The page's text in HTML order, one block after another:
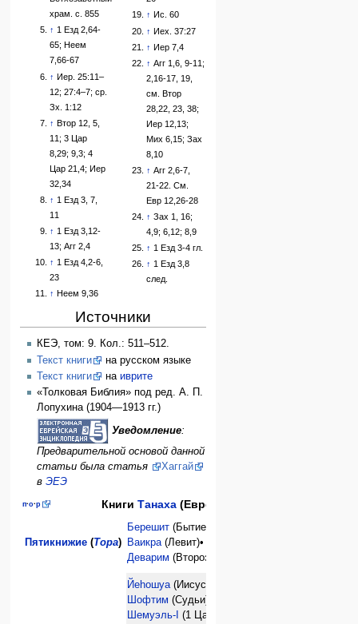
храм. с. 855
↑ 1 Езд 2,64-
65; Неем
7,66-67
↑ Иер. 25:11–
12; 27:4–7; ср.
Зх. 1:12
↑ Втор 12, 5,
11; 3 Цар
8,29; 9,3; 4
Цар 21,4; Иер
32,34
↑ 1 Езд 3, 7,
11
↑ 1 Езд 3,12-
13; Агг 2,4
↑ 1 Езд 4,2-6,
23
↑ Неем 9,36
↑ Ис. 60
↑ Иех. 37:27
↑ Иер 7,4
↑ Агг 1,6, 9-11;
2,16-17, 19,
см. Втор
28,22, 23, 38;
Иер 12,13;
Мих 6,15; Зах
8,10
↑ Агг 2,6-7,
21-22. См.
Евр 12,26-28
↑ Зах 1, 16;
4,9; 6,12; 8,9
↑ 1 Езд 3-4 гл.
↑ 1 Езд 3,8
след.
Источники
КЕЭ, том: 9. Кол.: 511–512.
Текст книги
на русском языке
Текст книги
на иврите
«Толковая Библия» под ред. А. П.
Лопухина (1904—1913 гг.)
Уведомление:
Предварительной основой данной
статьи была статья
Хаггай
в ЭЕЭ
п·о·р Книги Танаха(Еврейской Библии)
Пятикнижие (Тора)
Берешит (Бытие) •
Ваикра(Левит)•
Деварим (Второзаконие)
Йеhошуа(Иисус Навин) •
Шофтим (Судьи)•
Шемуэль-I (1 Царств)•